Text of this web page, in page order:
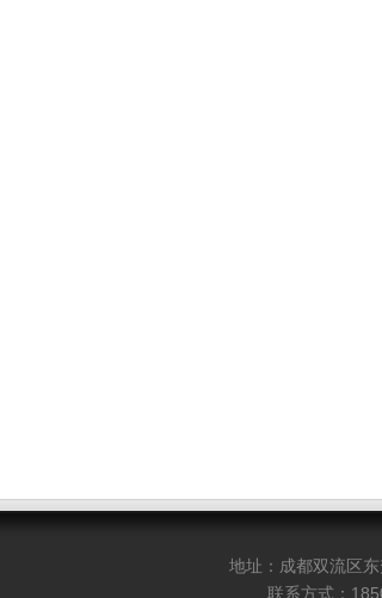
地址：成都双流区
联系方式：